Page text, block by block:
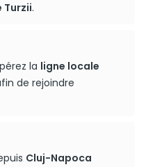
Turzii.
la ligne locale
de rejoindre
Cluj-Napoca